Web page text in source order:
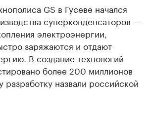
GS в Гусеве начался
суперконденсаторов —
электроэнергии,
заряжаются и отдают
В создание технологий
более 200 миллионов
разработку назвали российской